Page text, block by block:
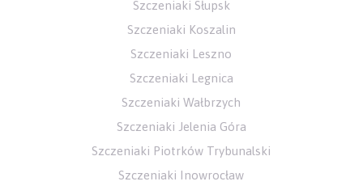
Szczeniaki Słupsk
Szczeniaki Koszalin
Szczeniaki Leszno
Szczeniaki Legnica
Szczeniaki Wałbrzych
Szczeniaki Jelenia Góra
Szczeniaki Piotrków Trybunalski
Szczeniaki Inowrocław